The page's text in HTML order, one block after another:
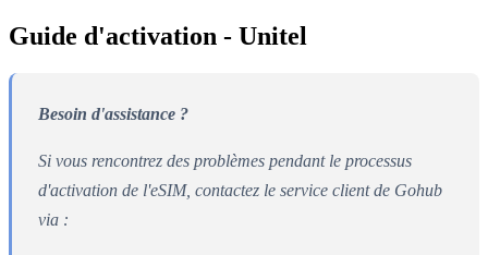
Guide d'activation - Unitel
Besoin d'assistance ?
Si vous rencontrez des problèmes pendant le processus
d'activation de l'eSIM, contactez le service client de Gohub
via :